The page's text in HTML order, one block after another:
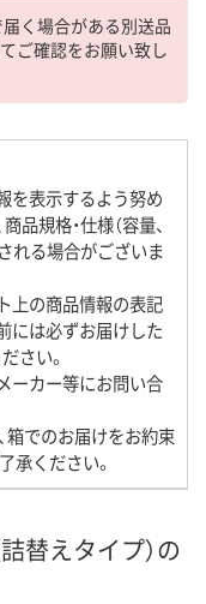
く場合がある別送品
ご確認をお願い致し
を表示するよう努め
規格・仕様（容量、
れる場合がございま
上の商品情報の表記
には必ずお届けした
さい。
ーカー等にお問い合
箱でのお届けをお約束
承ください。
替えタイプ）の